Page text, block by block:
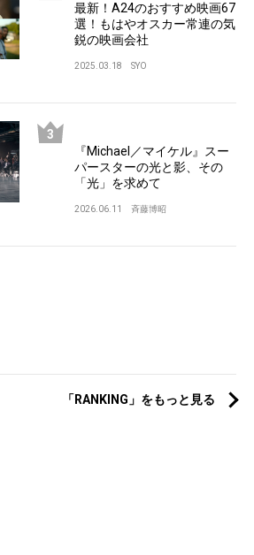
最新！A24のおすすめ映画67
選！もはやオスカー常連の気
鋭の映画会社
2025.03.18 SYO
『Michael／マイケル』スー
パースターの光と影、その
「光」を求めて
2026.06.11 斉藤博昭
「RANKING」をもっと見る